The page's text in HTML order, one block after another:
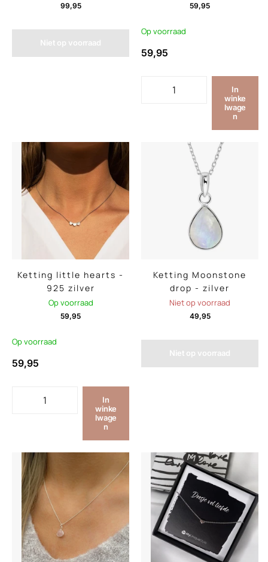
99,95
Niet op voorraad
59,95
Op voorraad
59,95
In
winke
lwage
n
Ketting little hearts -
925 zilver
Op voorraad
59,95
Op voorraad
59,95
In
winke
lwage
n
Ketting Moonstone
drop - zilver
Niet op voorraad
49,95
Niet op voorraad